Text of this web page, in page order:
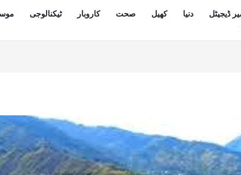
ڈیجیٹل دنیا کھیل صحت کاروبار ٹیکنالوجی